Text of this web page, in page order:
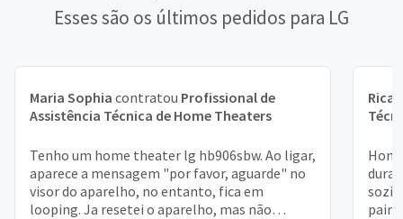
Esses são os últimos pedidos para LG
Maria Sophia contratou Profissional de
Assistência Técnica de Home Theaters
Tenho um home theater lg hb906sbw. Ao ligar,
aparece a mensagem "por favor, aguarde" no
visor do aparelho, no entanto, fica em
looping. Ja resetei o aparelho, mas não